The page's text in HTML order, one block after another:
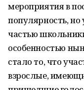
мероприятия в
популярность,
частью
особенностью
стало то, что
взрослые,